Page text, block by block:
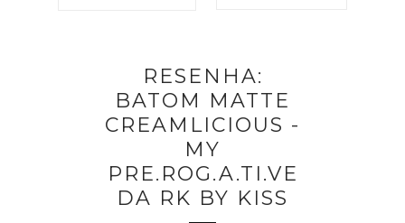
RESENHA:
BATOM MATTE
CREAMLICIOUS -
MY
PRE.ROG.A.TI.VE
DA RK BY KISS